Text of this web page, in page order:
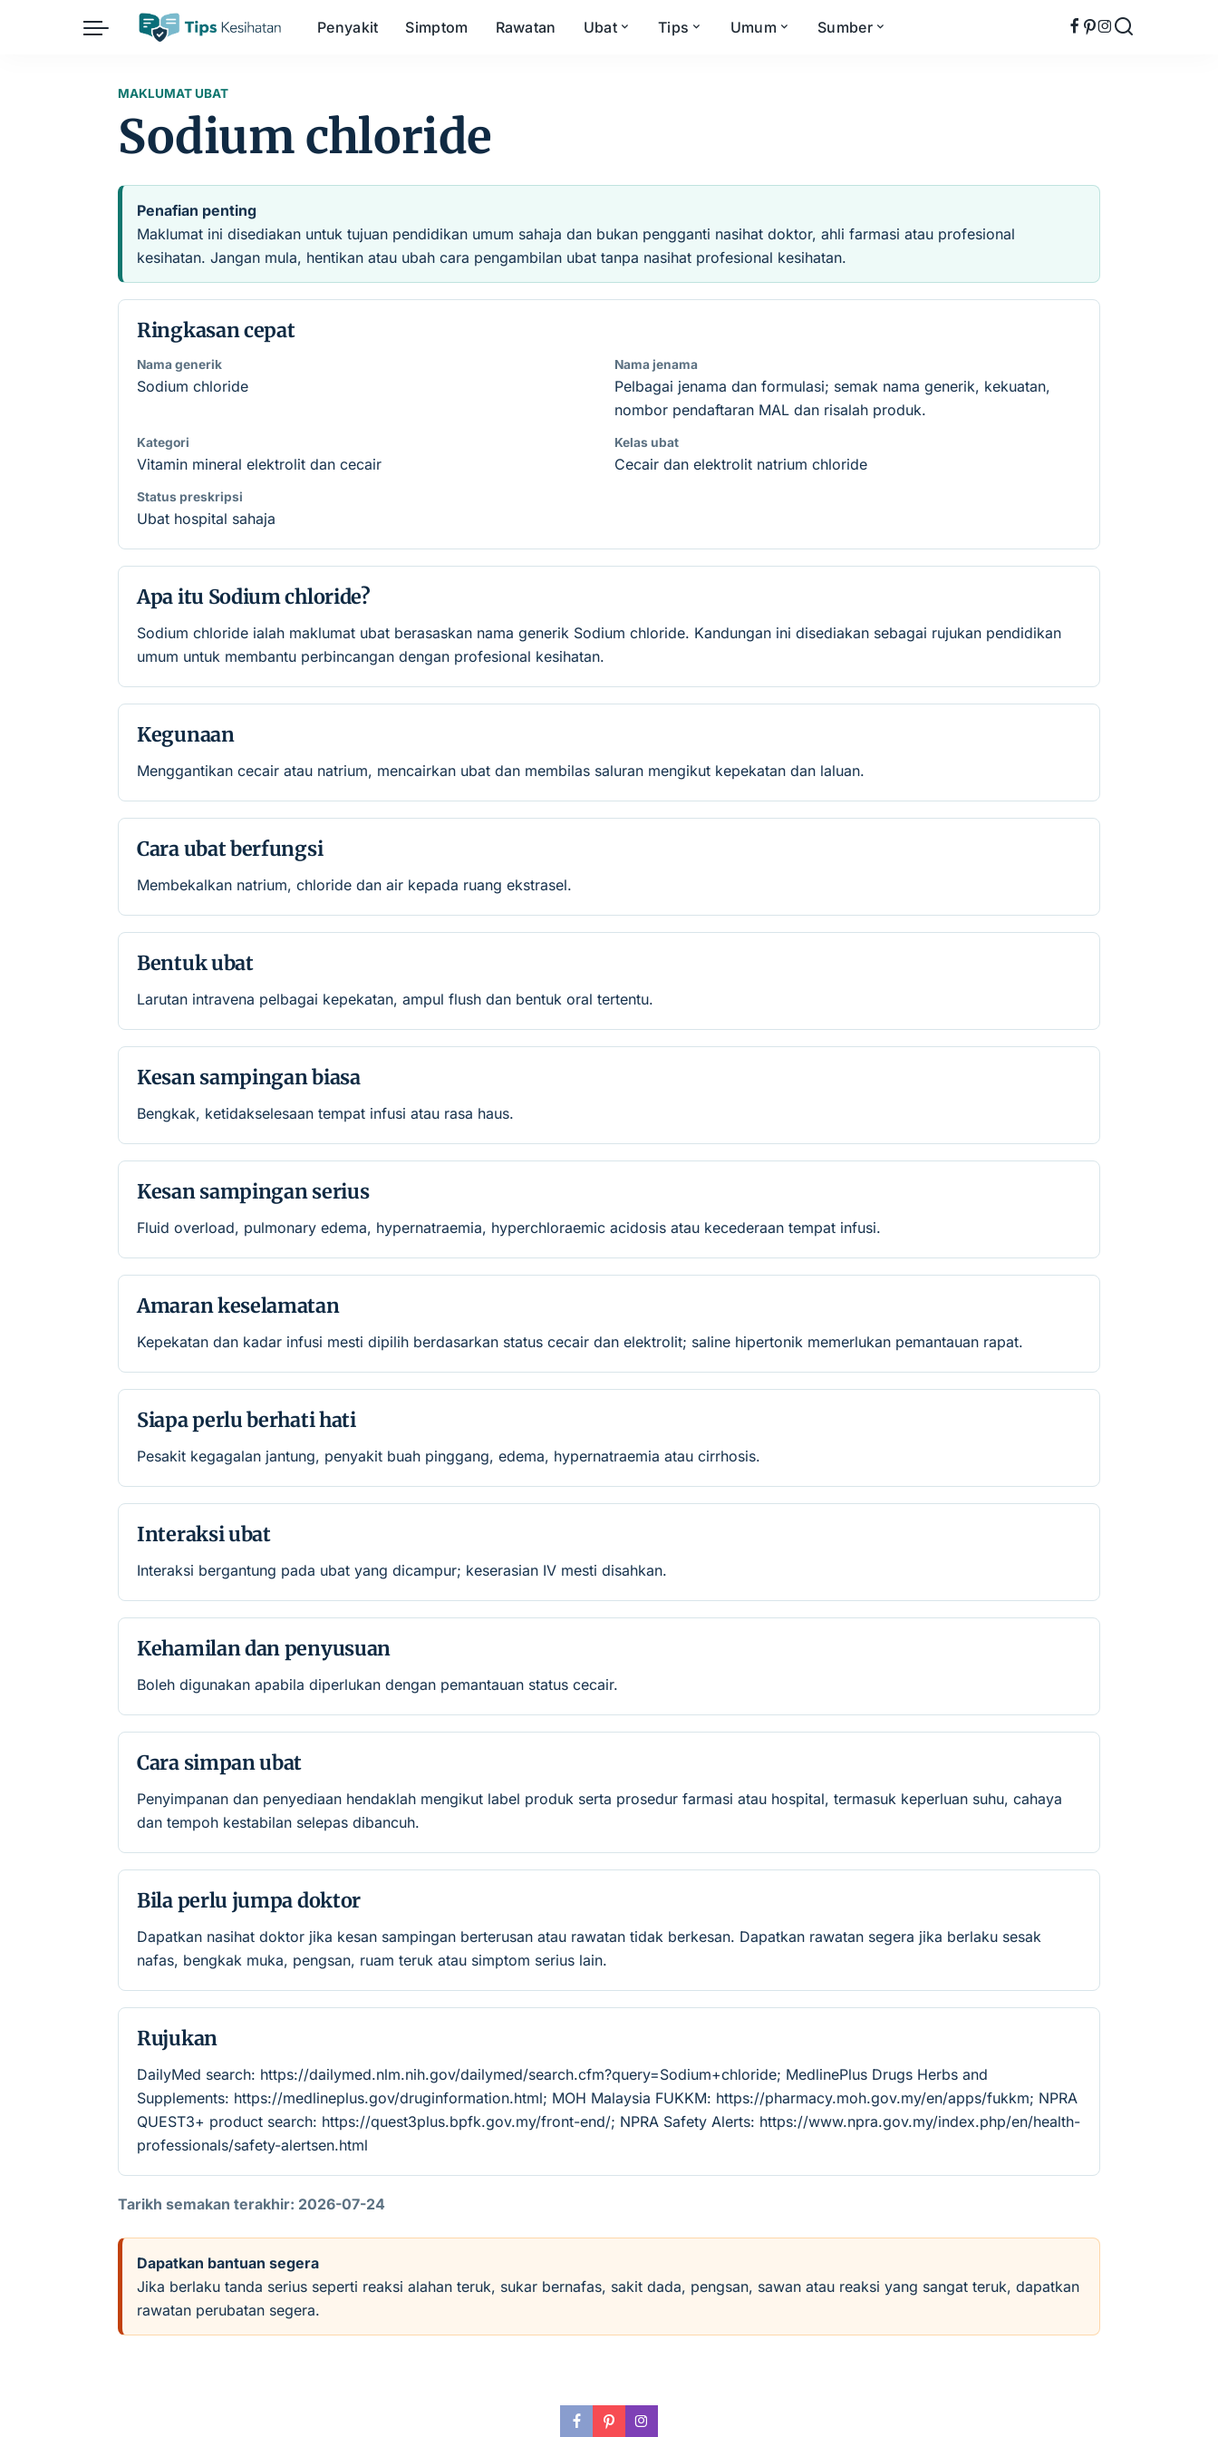
Penyakit Simptom Rawatan Ubat
Herba
Tips
Keibubapaan
Kehamilan
Kesihatan Mental
Nutrisi
Umum
Kesihatan Awam
Kesihatan Digital
Sains Sukan
Sumber
MAKLUMAT UBAT
Sodium chloride
Penafian penting
Maklumat ini disediakan untuk tujuan pendidikan umum sahaja dan bukan pengganti nasihat doktor, ahli farmasi atau profesional
kesihatan. Jangan mula, hentikan atau ubah cara pengambilan ubat tanpa nasihat profesional kesihatan.
Ringkasan cepat
Nama generik
Sodium chloride
Nama jenama
Pelbagai jenama dan formulasi; semak nama generik, kekuatan,
nombor pendaftaran MAL dan risalah produk.
Kategori
Vitamin mineral elektrolit dan cecair
Kelas ubat
Cecair dan elektrolit natrium chloride
Status preskripsi
Ubat hospital sahaja
Apa itu Sodium chloride?
Sodium chloride ialah maklumat ubat berasaskan nama generik Sodium chloride. Kandungan ini disediakan sebagai rujukan pendidikan
umum untuk membantu perbincangan dengan profesional kesihatan.
Kegunaan
Menggantikan cecair atau natrium, mencairkan ubat dan membilas saluran mengikut kepekatan dan laluan.
Cara ubat berfungsi
Membekalkan natrium, chloride dan air kepada ruang ekstrasel.
Bentuk ubat
Larutan intravena pelbagai kepekatan, ampul flush dan bentuk oral tertentu.
Kesan sampingan biasa
Bengkak, ketidakselesaan tempat infusi atau rasa haus.
Kesan sampingan serius
Fluid overload, pulmonary edema, hypernatraemia, hyperchloraemic acidosis atau kecederaan tempat infusi.
Amaran keselamatan
Kepekatan dan kadar infusi mesti dipilih berdasarkan status cecair dan elektrolit; saline hipertonik memerlukan pemantauan rapat.
Siapa perlu berhati hati
Pesakit kegagalan jantung, penyakit buah pinggang, edema, hypernatraemia atau cirrhosis.
Interaksi ubat
Interaksi bergantung pada ubat yang dicampur; keserasian IV mesti disahkan.
Kehamilan dan penyusuan
Boleh digunakan apabila diperlukan dengan pemantauan status cecair.
Cara simpan ubat
Penyimpanan dan penyediaan hendaklah mengikut label produk serta prosedur farmasi atau hospital, termasuk keperluan suhu, cahaya
dan tempoh kestabilan selepas dibancuh.
Bila perlu jumpa doktor
Dapatkan nasihat doktor jika kesan sampingan berterusan atau rawatan tidak berkesan. Dapatkan rawatan segera jika berlaku sesak
nafas, bengkak muka, pengsan, ruam teruk atau simptom serius lain.
Rujukan
DailyMed search: https://dailymed.nlm.nih.gov/dailymed/search.cfm?query=Sodium+chloride; MedlinePlus Drugs Herbs and
Supplements: https://medlineplus.gov/druginformation.html; MOH Malaysia FUKKM: https://pharmacy.moh.gov.my/en/apps/fukkm; NPRA
QUEST3+ product search: https://quest3plus.bpfk.gov.my/front-end/; NPRA Safety Alerts: https://www.npra.gov.my/index.php/en/health-
professionals/safety-alertsen.html
Tarikh semakan terakhir: 2026-07-24
Dapatkan bantuan segera
Jika berlaku tanda serius seperti reaksi alahan teruk, sukar bernafas, sakit dada, pengsan, sawan atau reaksi yang sangat teruk, dapatkan
rawatan perubatan segera.